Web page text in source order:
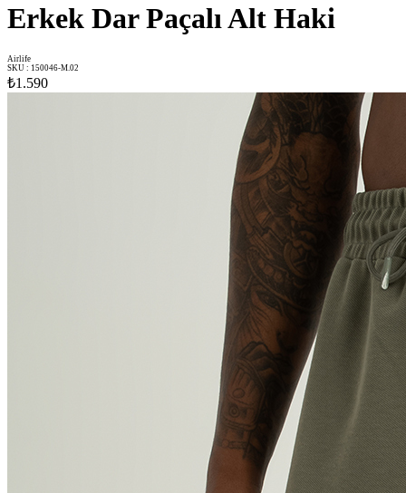
Erkek Dar Paçalı Alt Haki
Airlife
SKU : 150046-M.02
₺1.590